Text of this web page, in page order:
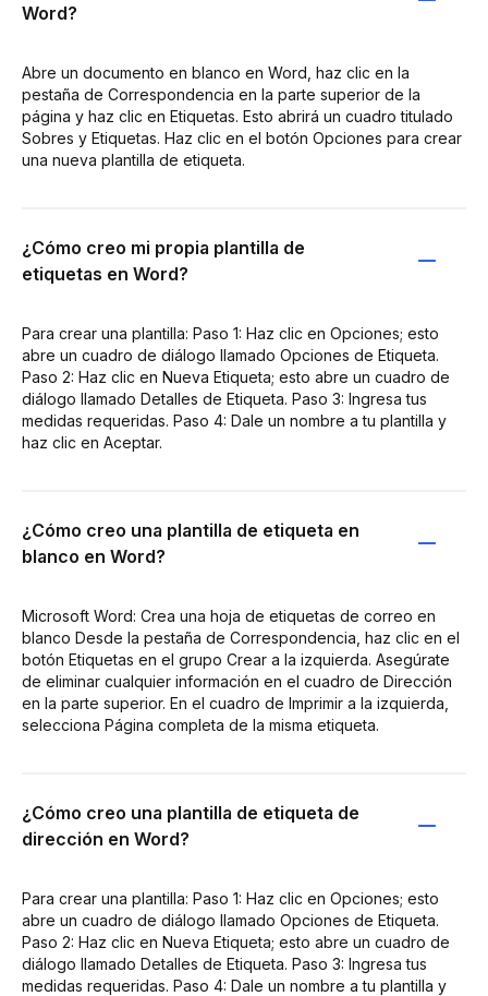
Word?
Abre un documento en blanco en Word, haz clic en la
pestaña de Correspondencia en la parte superior de la
página y haz clic en Etiquetas. Esto abrirá un cuadro titulado
Sobres y Etiquetas. Haz clic en el botón Opciones para crear
una nueva plantilla de etiqueta.
¿Cómo creo mi propia plantilla de
etiquetas en Word?
Para crear una plantilla: Paso 1: Haz clic en Opciones; esto
abre un cuadro de diálogo llamado Opciones de Etiqueta.
Paso 2: Haz clic en Nueva Etiqueta; esto abre un cuadro de
diálogo llamado Detalles de Etiqueta. Paso 3: Ingresa tus
medidas requeridas. Paso 4: Dale un nombre a tu plantilla y
haz clic en Aceptar.
¿Cómo creo una plantilla de etiqueta en
blanco en Word?
Microsoft Word: Crea una hoja de etiquetas de correo en
blanco Desde la pestaña de Correspondencia, haz clic en el
botón Etiquetas en el grupo Crear a la izquierda. Asegúrate
de eliminar cualquier información en el cuadro de Dirección
en la parte superior. En el cuadro de Imprimir a la izquierda,
selecciona Página completa de la misma etiqueta.
¿Cómo creo una plantilla de etiqueta de
dirección en Word?
Para crear una plantilla: Paso 1: Haz clic en Opciones; esto
abre un cuadro de diálogo llamado Opciones de Etiqueta.
Paso 2: Haz clic en Nueva Etiqueta; esto abre un cuadro de
diálogo llamado Detalles de Etiqueta. Paso 3: Ingresa tus
medidas requeridas. Paso 4: Dale un nombre a tu plantilla y